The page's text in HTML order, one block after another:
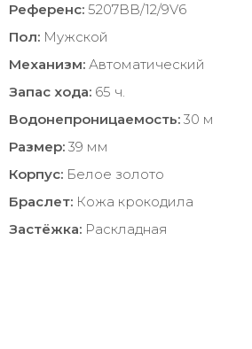
Референс: 5207BB/12/9V6
Пол: Мужской
Механизм: Автоматический
Запас хода: 65 ч.
Водонепроницаемость: 30 м
Размер: 39 мм
Корпус: Белое золото
Браслет: Кожа крокодила
Застёжка: Раскладная